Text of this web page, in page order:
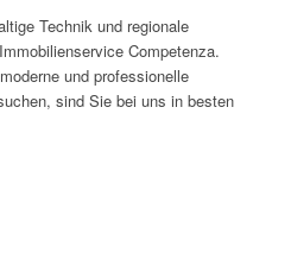
Technik und regionale
Competenza.
und professionelle
sind Sie bei uns in besten